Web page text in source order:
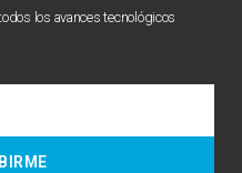
los avances tecnológicos